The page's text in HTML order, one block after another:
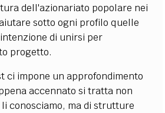
dell'azionariato popolare nei
sotto ogni profilo quelle
di unirsi per
progetto.
ci impone un approfondimento
accennato si tratta non
conosciamo, ma di strutture